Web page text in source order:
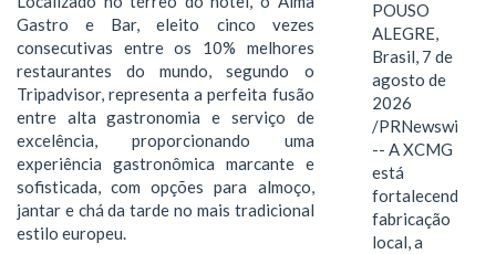
Gastro e Bar, eleito cinco vezes
consecutivas entre os 10% melhores
restaurantes do mundo, segundo o
Tripadvisor, representa a perfeita fusão
entre alta gastronomia e serviço de
excelência, proporcionando uma
experiência gastronômica marcante e
sofisticada, com opções para almoço,
jantar e chá da tarde no mais tradicional
estilo europeu.
POUSO
ALEGRE,
Brasil, 7 de
agosto de
2026
/PRNewswire/
-- A XCMG
está
fortalecendo a
fabricação
local, a